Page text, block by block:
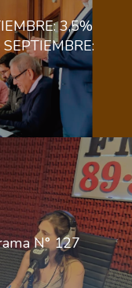
3,5%
N° 127